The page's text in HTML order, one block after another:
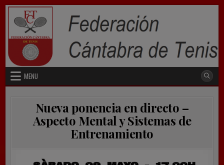
Skip
content
MENU
Nueva ponencia en directo –
Aspecto Mental y Sistemas de
Entrenamiento